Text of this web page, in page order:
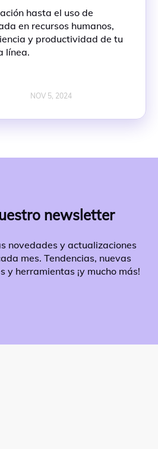
hasta el uso de
en recursos humanos,
y productividad de tu
línea.
NOV 5, 2024
newsletter
novedades y actualizaciones
mes. Tendencias, nuevas
y herramientas ¡y mucho más!